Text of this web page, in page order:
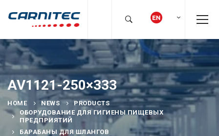
AV1121-250×333
HOME NEWS
PRODUCTS
ОБОРУДОВАНИЕ ДЛЯ ГИГИЕНЫ ПИЩЕВЫХ
ПРЕДПРИЯТИЙ
БАРАБАНЫ ДЛЯ ШЛАНГОВ